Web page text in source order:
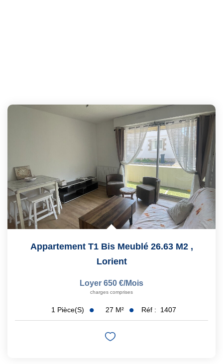
Appartement T1 Bis Meublé 26.63 M2 ,
Lorient
Loyer 650 €/mois
charges comprises
1 Pièce(s) 27 M² Réf : 1407